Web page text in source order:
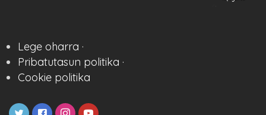
Lege oharra ·
Pribatutasun politika ·
Cookie politika